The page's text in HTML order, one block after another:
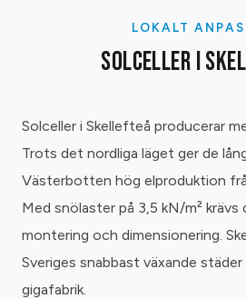
LOKALT
SOLCELLER I
Solceller i Skellefteå producerar
Trots det nordliga läget ger de
Västerbotten hög elproduktion
Med snölaster på 3,5 kN/m² krävs
montering och dimensionering.
Sveriges snabbast växande
gigafabrik.